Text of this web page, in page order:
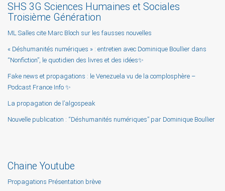
SHS 3G Sciences Humaines et Sociales
Troisième Génération
ML Salles cite Marc Bloch sur les fausses nouvelles
« Déshumanités numériques » : entretien avec Dominique Boullier dans
“Nonfiction”, le quotidien des livres et des idées✨
Fake news et propagations : le Venezuela vu de la complosphère –
Podcast France Info ✨
La propagation de l’algospeak
Nouvelle publication : “Déshumanités numériques” par Dominique Boullier
Chaine Youtube
Propagations Présentation brève